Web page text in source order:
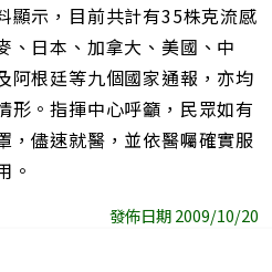
顯示，目前共計有35株克流感
、日本、加拿大、美國、中
阿根廷等九個國家通報，亦均
形。指揮中心呼籲，民眾如有
，儘速就醫，並依醫囑確實服
。
發佈日期 2009/10/20